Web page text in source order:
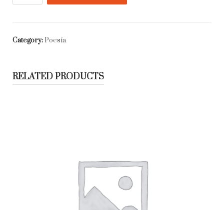
y
V
quantity
Category:Poesía
RELATED PRODUCTS